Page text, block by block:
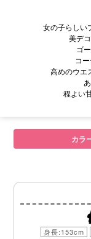
女の子らしい
美デ
ゴ
コ
高めのウエ
程よい
カラ
身長:153cm